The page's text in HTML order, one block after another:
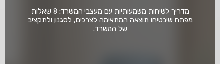
מדריך לשיחות משמעותיות עם מעצבי המשרד: 8 שאלות
מפתח שיבטיחו תוצאה המתאימה לצרכים, לסגנון ולתקציב
של המשרד.